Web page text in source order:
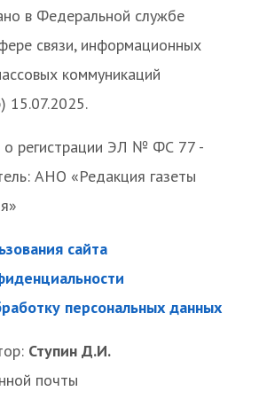
в Федеральной службе
связи, информационных
коммуникаций
15.07.2025.
о регистрации ЭЛ № ФС 77 -
АНО «Редакция газеты
сайта
персональных данных
Ступин Д.И.
почты